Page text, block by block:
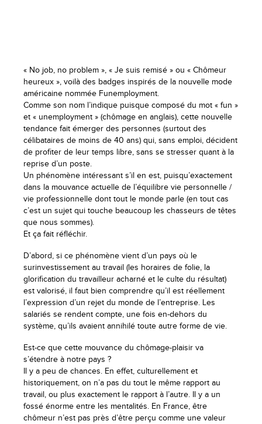
« No job, no problem », « Je suis remisé » ou « Chômeur
heureux », voilà des badges inspirés de la nouvelle mode
américaine nommée Funemployment.
Comme son nom l’indique puisque composé du mot « fun »
et « unemployment » (chômage en anglais), cette nouvelle
tendance fait émerger des personnes (surtout des
célibataires de moins de 40 ans) qui, sans emploi, décident
de profiter de leur temps libre, sans se stresser quant à la
reprise d’un poste.
Un phénomène intéressant s’il en est, puisqu’exactement
dans la mouvance actuelle de l’équilibre vie personnelle /
vie professionnelle dont tout le monde parle (en tout cas
c’est un sujet qui touche beaucoup les chasseurs de têtes
que nous sommes).
Et ça fait réfléchir.
D’abord, si ce phénomène vient d’un pays où le
surinvestissement au travail (les horaires de folie, la
glorification du travailleur acharné et le culte du résultat)
est valorisé, il faut bien comprendre qu’il est réellement
l’expression d’un rejet du monde de l’entreprise. Les
salariés se rendent compte, une fois en-dehors du
système, qu’ils avaient annihilé toute autre forme de vie.
Est-ce que cette mouvance du chômage-plaisir va
s’étendre à notre pays ?
Il y a peu de chances. En effet, culturellement et
historiquement, on n’a pas du tout le même rapport au
travail, ou plus exactement le rapport à l’autre. Il y a un
fossé énorme entre les mentalités. En France, être
chômeur n’est pas près d’être perçu comme une valeur